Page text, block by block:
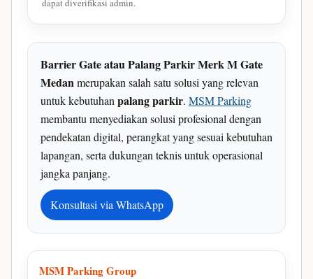
Barrier Gate atau Palang Parkir Merk M Gate
Medan merupakan salah satu solusi yang relevan
untuk kebutuhan palang parkir. MSM Parking
membantu menyediakan solusi profesional dengan
pendekatan digital, perangkat yang sesuai kebutuhan
lapangan, serta dukungan teknis untuk operasional
jangka panjang.
Konsultasi via WhatsApp
MSM Parking Group